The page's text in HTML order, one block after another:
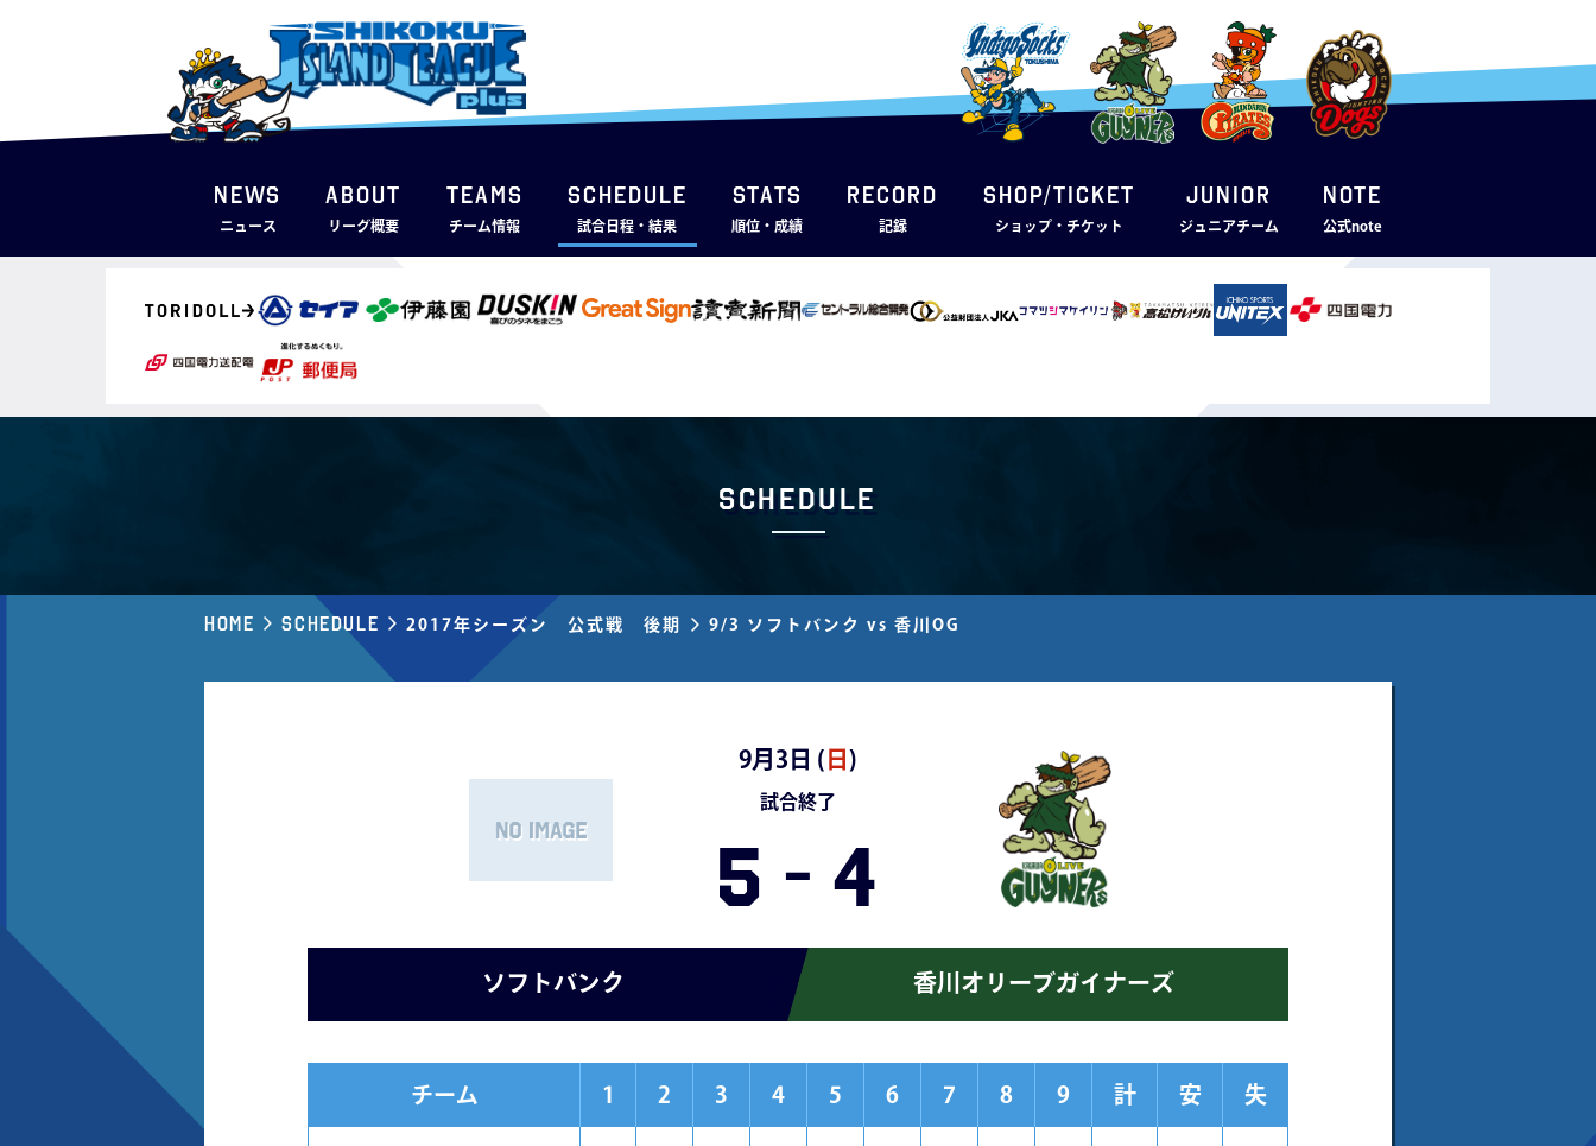
NEWS
ニュース
ABOUT
リーグ概要
TEAMS
チーム情報
SCHEDULE
試合日程・結果
STATS
順位・成績
RECORD
記録
SHOP/TICKET
ショップ・チケット
JUNIOR
ジュニアチーム
note
公式note
Schedule
Home Schedule 2017年シーズン 公式戦 後期 9/3 ソフトバンク vs 香川OG
9月3日 ( 日 )
試合終了
5 - 4
ソフトバンク 香川オリーブガイナーズ
チーム 1 2 3 4 5 6 7 8 9 計 安 失